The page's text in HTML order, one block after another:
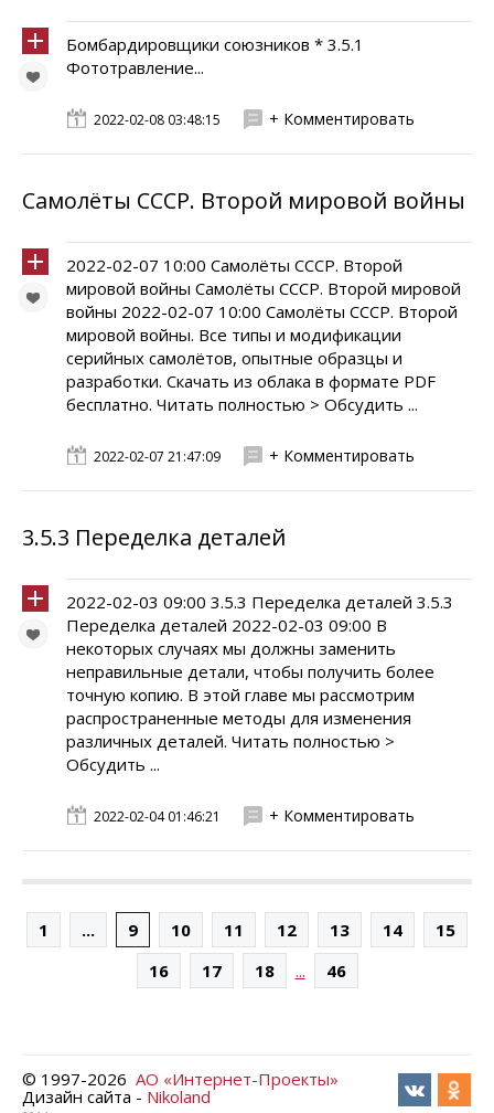
Бомбардировщики союзников * 3.5.1
Фототравление...
2022-02-08 03:48:15 + Комментировать
Самолёты СССР. Второй мировой войны
2022-02-07 10:00 Самолёты СССР. Второй
мировой войны Самолёты СССР. Второй мировой
войны 2022-02-07 10:00 Самолёты СССР. Второй
мировой войны. Все типы и модификации
серийных самолётов, опытные образцы и
разработки. Скачать из облака в формате PDF
бесплатно. Читать полностью > Обсудить ...
2022-02-07 21:47:09 + Комментировать
3.5.3 Переделка деталей
2022-02-03 09:00 3.5.3 Переделка деталей 3.5.3
Переделка деталей 2022-02-03 09:00 В
некоторых случаях мы должны заменить
неправильные детали, чтобы получить более
точную копию. В этой главе мы рассмотрим
распространенные методы для изменения
различных деталей. Читать полностью >
Обсудить ...
2022-02-04 01:46:21 + Комментировать
1 ... 9 10 11 12 13 14
15
16
17 18 ... 46
© 1997-2026 АО «Интернет-Проекты»
Дизайн сайта - Nikoland